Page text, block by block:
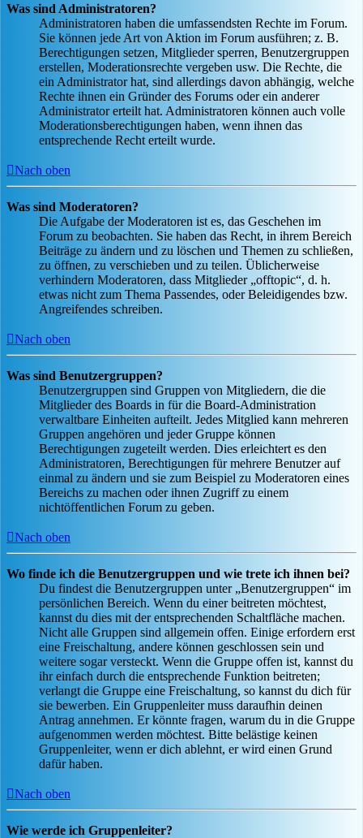
Was sind Administratoren?
Administratoren haben die umfassendsten Rechte im Forum.
Sie können jede Art von Aktion im Forum ausführen; z. B.
Berechtigungen setzen, Mitglieder sperren, Benutzergruppen
erstellen, Moderationsrechte vergeben usw. Die Rechte, die
ein Administrator hat, sind allerdings davon abhängig, welche
Rechte ihnen ein Gründer des Forums oder ein anderer
Administrator erteilt hat. Administratoren können auch volle
Moderationsberechtigungen haben, wenn ihnen das
entsprechende Recht erteilt wurde.
Nach oben
Was sind Moderatoren?
Die Aufgabe der Moderatoren ist es, das Geschehen im
Forum zu beobachten. Sie haben das Recht, in ihrem Bereich
Beiträge zu ändern und zu löschen und Themen zu schließen,
zu öffnen, zu verschieben und zu teilen. Üblicherweise
verhindern Moderatoren, dass Mitglieder „offtopic“, d. h.
etwas nicht zum Thema Passendes, oder Beleidigendes bzw.
Angreifendes schreiben.
Nach oben
Was sind Benutzergruppen?
Benutzergruppen sind Gruppen von Mitgliedern, die die
Mitglieder des Boards in für die Board-Administration
verwaltbare Einheiten aufteilt. Jedes Mitglied kann mehreren
Gruppen angehören und jeder Gruppe können
Berechtigungen zugeteilt werden. Dies erleichtert es den
Administratoren, Berechtigungen für mehrere Benutzer auf
einmal zu ändern und sie zum Beispiel zu Moderatoren eines
Bereichs zu machen oder ihnen Zugriff zu einem
nichtöffentlichen Forum zu geben.
Nach oben
Wo finde ich die Benutzergruppen und wie trete ich ihnen bei?
Du findest die Benutzergruppen unter „Benutzergruppen“ im
persönlichen Bereich. Wenn du einer beitreten möchtest,
kannst du dies mit der entsprechenden Schaltfläche machen.
Nicht alle Gruppen sind allgemein offen. Einige erfordern erst
eine Freischaltung, andere können geschlossen sein und
weitere sogar versteckt. Wenn die Gruppe offen ist, kannst du
ihr einfach durch die entsprechende Funktion beitreten;
verlangt die Gruppe eine Freischaltung, so kannst du dich für
sie bewerben. Ein Gruppenleiter muss daraufhin deinen
Antrag annehmen. Er könnte fragen, warum du in die Gruppe
aufgenommen werden möchtest. Bitte belästige keinen
Gruppenleiter, wenn er dich ablehnt, er wird einen Grund
dafür haben.
Nach oben
Wie werde ich Gruppenleiter?